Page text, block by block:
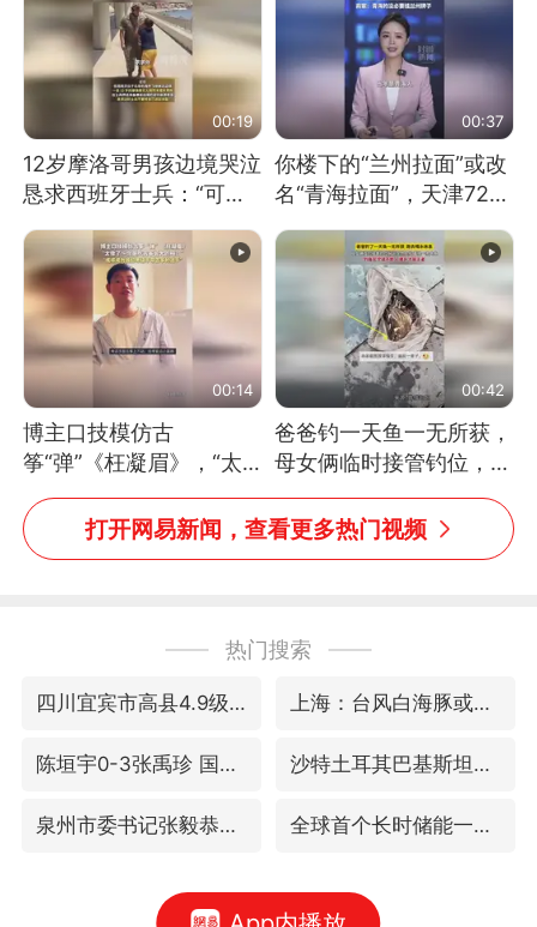
友：一开始我没笑 但看
到洗手盆我没绷住
00:19
12岁摩洛哥男孩边境哭泣
恳求西班牙士兵：“可不
可以不要把我遣返回国”
00:37
你楼下的“兰州拉面”或改
名“青海拉面”，天津72家
面馆已集体更换招牌
00:14
博主口技模仿古
筝“弹”《枉凝眉》，“太
像了～你是吃古筝长大的
吗？”“或将成为首位考级
不带古筝的选手。”（来
00:42
爸爸钓一天鱼一无所获，
母女俩临时接管钓位，用
玩具鱼竿钓上大鱼
打开网易新闻，查看更多热门视频
热门搜索
四川宜宾市高县4.9级地震致1人死亡 上海：台风白海豚或将带来龙卷风
陈垣宇0-3张禹珍 国乒男单全军覆没 沙特土耳其巴基斯坦签署共同防务协议
泉州市委书记张毅恭被查 全球首个长时储能一体化产业园量产